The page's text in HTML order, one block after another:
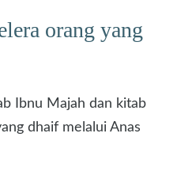
orang yang
Ibnu Majah dan kitab
dhaif melalui Anas